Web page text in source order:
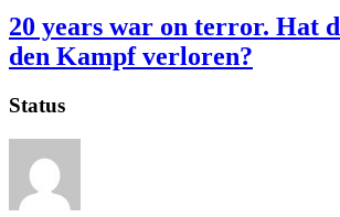
20 years war on terror. Hat
den Kampf verloren?
Status